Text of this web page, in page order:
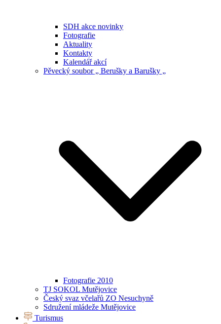
SDH akce novinky
Fotografie
Aktuality
Kontakty
Kalendář akcí
Pěvecký soubor „ Berušky a Barušky „
Fotografie 2010
TJ SOKOL Mutějovice
Český svaz včelařů ZO Nesuchyně
Sdružení mládeže Mutějovice
Turismus